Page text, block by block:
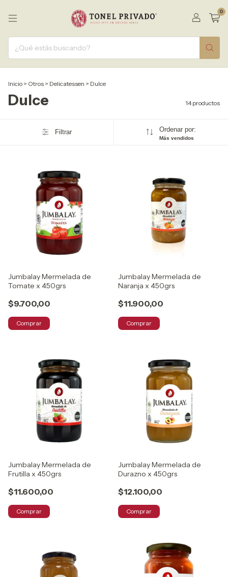
0
Inicio > Otros > Delicatessen > Dulce
Dulce 14 productos
Filtrar Ordenar por:
Más vendidos
Jumbalay Mermelada de
Tomate x 450grs
$9.700,00
Comprar
Jumbalay Mermelada de
Naranja x 450grs
$11.900,00
Comprar
Jumbalay Mermelada de
Frutilla x 450grs
$11.600,00
Comprar
Jumbalay Mermelada de
Durazno x 450grs
$12.100,00
Comprar